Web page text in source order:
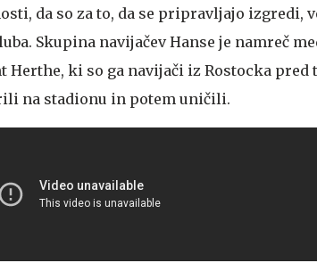
da so za to, da se pripravljajo izgredi,
Skupina navijačev Hanse je namreč
Herthe, ki so ga navijači iz Rostocka
na stadionu in potem uničili.